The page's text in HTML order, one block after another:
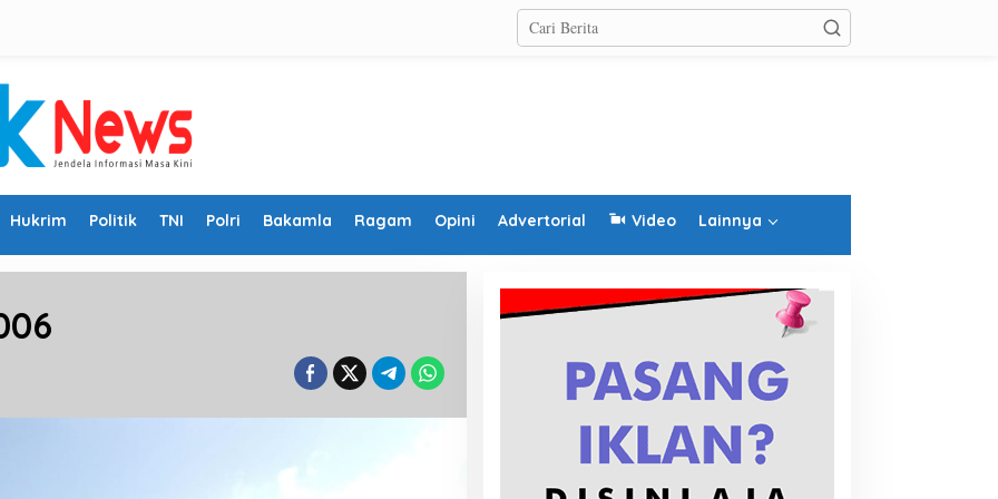
Hukrim Politik TNI Polri Bakamla Ragam Opini Advertorial Video Lainnya